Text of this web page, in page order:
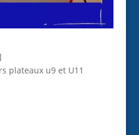
plateaux u9 et U11